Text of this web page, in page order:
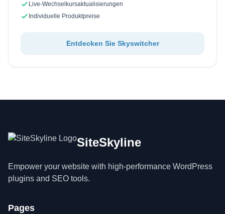
Live-Wechselkursaktualisierungen
Individuelle Produktpreise
Entdecken Sie Skyswitcher
SiteSkyline
Empower your website with high-performance WordPress
plugins and SEO tools.
Pages